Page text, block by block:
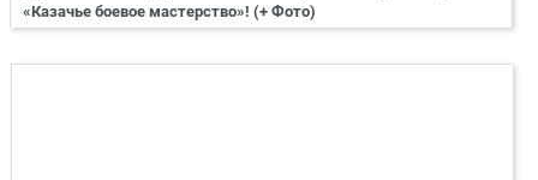
«Казачье боевое мастерство»! (+ Фото)